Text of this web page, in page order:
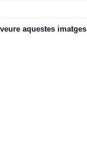
aquestes imatges